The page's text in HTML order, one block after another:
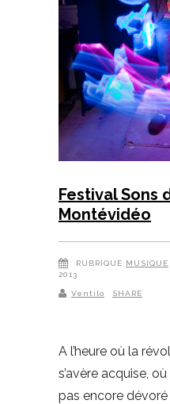
Festival Sons
Montévidéo
RUBRIQUE MUSIQUE
2013
Ventilo SHARE
A l’heure où la
s’avère acquise,
pas encore